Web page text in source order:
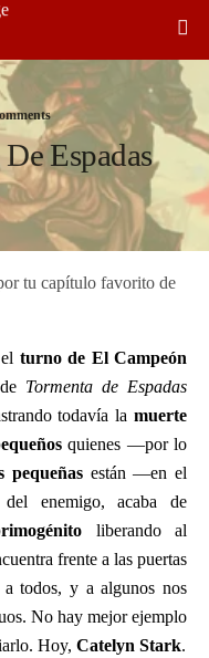
Espadas
tu capítulo favorito de
turno de El Campeón
Tormenta de Espadas
todavía lamuerte
quienes —por lo
pequeñasestán —en el
enemigo, acaba de
liberando al
frente a las puertas
todos, y a algunos nos
No hay mejor ejemplo
Hoy, Catelyn Stark.